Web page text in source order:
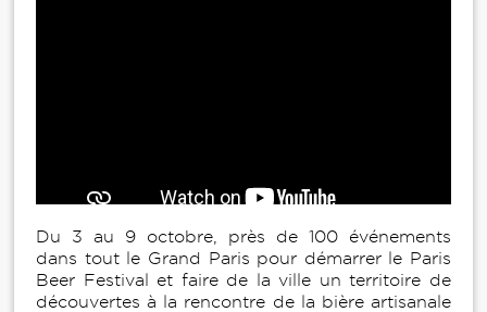
Du 3 au 9 octobre, près de 100 événements
dans tout le Grand Paris pour démarrer le Paris
Beer Festival et faire de la ville un territoire de
découvertes à la rencontre de la bière artisanale